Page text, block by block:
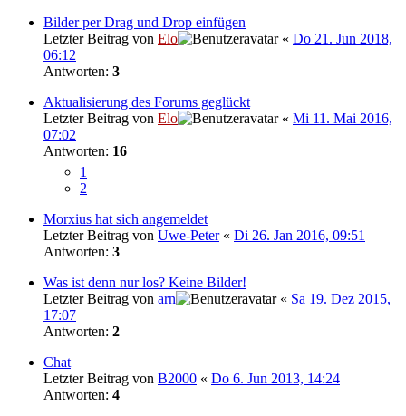
Bilder per Drag und Drop einfügen
Letzter Beitrag von Elo « Do 21. Jun 2018,
06:12
Antworten: 3
Aktualisierung des Forums geglückt
Letzter Beitrag von Elo « Mi 11. Mai 2016,
07:02
Antworten: 16
1
2
Morxius hat sich angemeldet
Letzter Beitrag von Uwe-Peter« Di 26. Jan 2016, 09:51
Antworten: 3
Was ist denn nur los? Keine Bilder!
Letzter Beitrag von arn « Sa 19. Dez 2015,
17:07
Antworten: 2
Chat
Letzter Beitrag von B2000 « Do 6. Jun 2013, 14:24
Antworten: 4